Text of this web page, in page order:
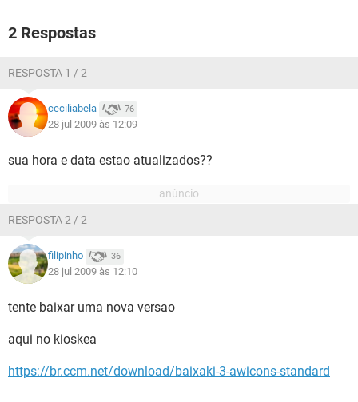
2 Respostas
RESPOSTA 1 / 2
ceciliabela 76
28 jul 2009 às 12:09
sua hora e data estao atualizados??
RESPOSTA 2 / 2
filipinho 36
28 jul 2009 às 12:10
tente baixar uma nova versao
aqui no kioskea
https://br.ccm.net/download/baixaki-3-awicons-standard